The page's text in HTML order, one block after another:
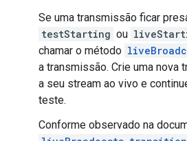
Se uma transmissão ficar
testStarting ou
chamar o método
a transmissão. Crie uma nova
a seu stream ao vivo e
teste.
Conforme observado na